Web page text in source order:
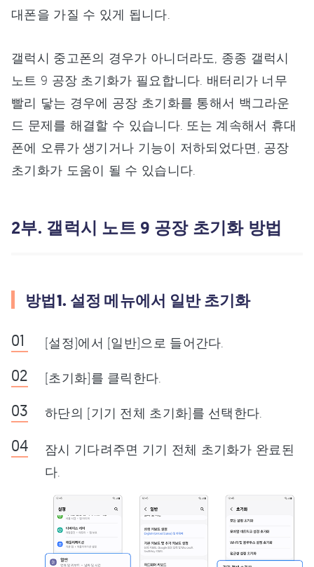
대폰을 가질 수 있게 됩니다.
갤럭시 중고폰의 경우가 아니더라도, 종종 갤럭시
노트 9 공장 초기화가 필요합니다. 배터리가 너무
빨리 닿는 경우에 공장 초기화를 통해서 백그라운
드 문제를 해결할 수 있습니다. 또는 계속해서 휴대
폰에 오류가 생기거나 기능이 저하되었다면, 공장
초기화가 도움이 될 수 있습니다.
2부. 갤럭시 노트 9 공장 초기화 방법
방법1. 설정 메뉴에서 일반 초기화
[설정]에서 [일반]으로 들어간다.
[초기화]를 클릭한다.
하단의 [기기 전체 초기화]를 선택한다.
잠시 기다려주면 기기 전체 초기화가 완료된
다.